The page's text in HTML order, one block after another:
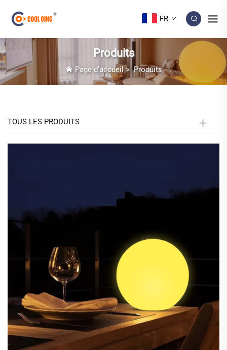
FR
Produits
Page d’accueil>Produits
TOUS LES PRODUITS